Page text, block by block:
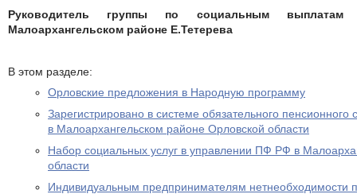
Руководитель группы по социальным
Малоархангельском районе Е.Тетерева
В этом разделе:
Орловские предложения в Народную программу
Зарегистрировано в системе обязательного
в Малоархангельском районе Орловской области
Набор социальных услуг в управлении ПФ РФ в
области
Индивидуальным предпринимателям нетнеобходимости